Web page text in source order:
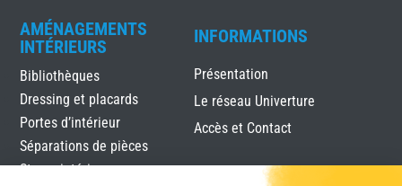
AMÉNAGEMENTS
INTÉRIEURS
Bibliothèques
Dressing et placards
Portes d’intérieur
Séparations de pièces
Stores intérieurs
INFORMATIONS
Présentation
Le réseau Univerture
Accès et Contact